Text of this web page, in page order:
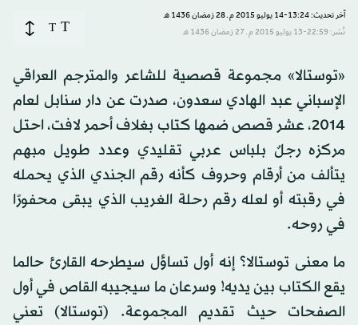
آخر تحديث: 13:24-14 يوليو 2015 م ـ 28 رَمضان 1436 هـ
نُشر: 22:59-13 يوليو 2015 م ـ 27 رَمضان 1436 هـ
T
T
«توستالا» مجموعة قصصية للشاعر والمترجم العراقي
الإسباني عبد الهادي سعدون، صدرت عن دار سنابل لعام
2014، عشر قصص ضمها كتاب بغلاف أحمر لافت، احتل
مركزه رجلٌ بلباس عربي تقليدي وعدد طويل مبهم
يتألف من أرقام وحروف كأنه رقم الجندي الذي يحمله
في رقبته أو لعله رقم رحلة الغريب الذي يبقى محفورًا
في روحه.
ما معنى توستالا؟ إنه أول تساؤل سيطرحه القارئ حالما
يقع الكتاب بين يديه! وسرعان ما سيجيبه القاص في أول
الصفحات حيث تقديم المجموعة. (توستالا) تعني